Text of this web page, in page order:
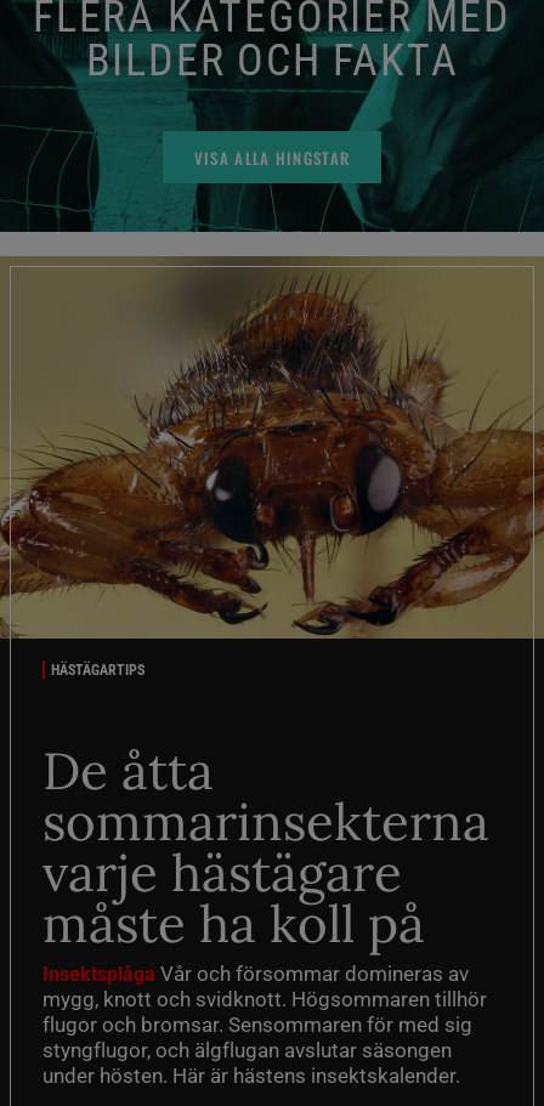
FLERA KATEGORIER MED
BILDER OCH FAKTA
VISA ALLA HINGSTAR
HÄSTÄGARTIPS
De åtta
sommarinsekterna
varje hästägare
måste ha koll på
Insektsplåga Vår och försommar domineras av
mygg, knott och svidknott. Högsommaren tillhör
flugor och bromsar. Sensommaren för med sig
styngflugor, och älgflugan avslutar säsongen
under hösten. Här är hästens insektskalender.